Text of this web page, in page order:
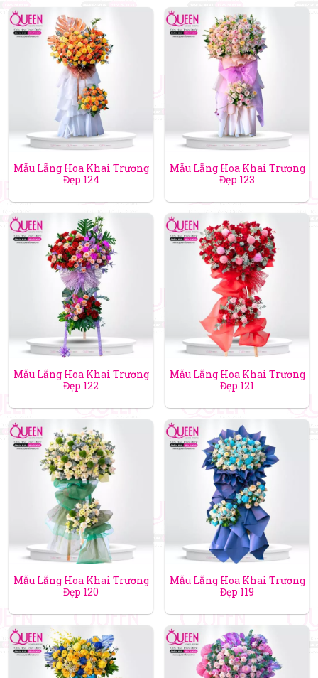
Mẫu Lẵng Hoa Khai Trương
Đẹp 124
Mẫu Lẵng Hoa Khai Trương
Đẹp 123
Mẫu Lẵng Hoa Khai Trương
Đẹp 122
Mẫu Lẵng Hoa Khai Trương
Đẹp 121
Mẫu Lẵng Hoa Khai Trương
Đẹp 120
Mẫu Lẵng Hoa Khai Trương
Đẹp 119